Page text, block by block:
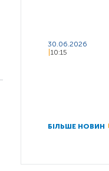
30.06.2026
10:15
БІЛЬШЕ НОВИН